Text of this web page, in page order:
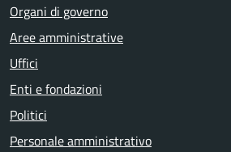
Organi di governo
Aree amministrative
Uffici
Enti e fondazioni
Politici
Personale amministrativo